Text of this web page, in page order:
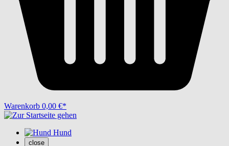
Warenkorb 0,00 €*
Hund
close